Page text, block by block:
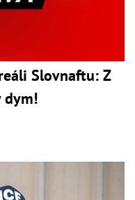
Slovnaftu: Z
dym!